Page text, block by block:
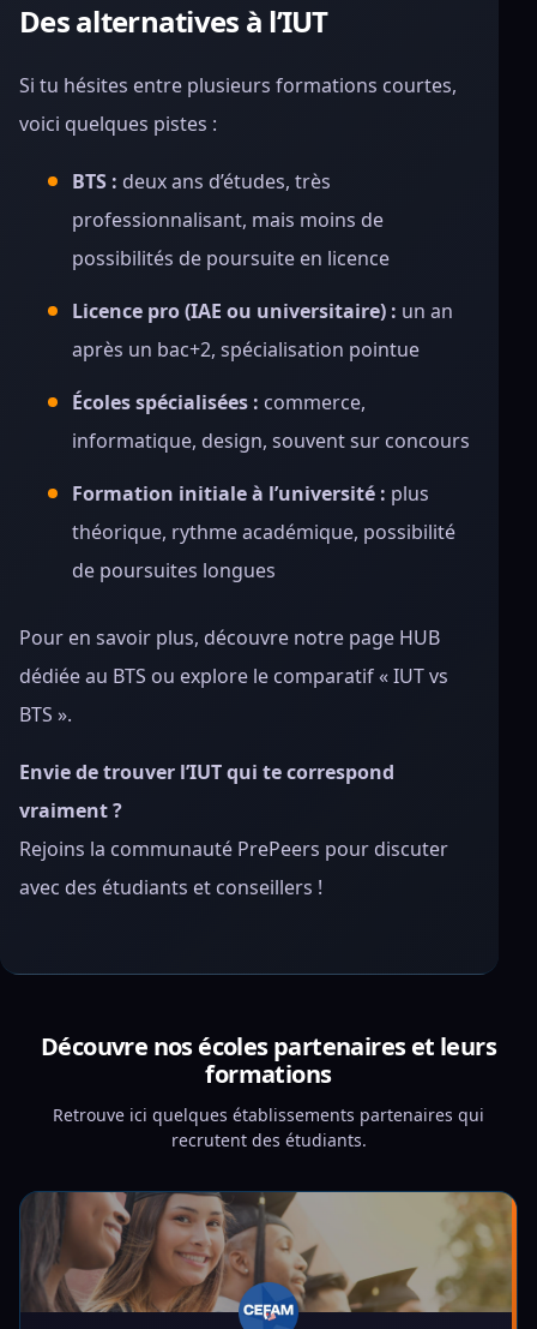
Des alternatives à l’IUT
Si tu hésites entre plusieurs formations courtes,
voici quelques pistes :
BTS : deux ans d’études, très
professionnalisant, mais moins de
possibilités de poursuite en licence
Licence pro (IAE ou universitaire) : un an
après un bac+2, spécialisation pointue
Écoles spécialisées : commerce,
informatique, design, souvent sur concours
Formation initiale à l’université : plus
théorique, rythme académique, possibilité
de poursuites longues
Pour en savoir plus, découvre notre page HUB
dédiée au BTS ou explore le comparatif « IUT vs
BTS ».
Envie de trouver l’IUT qui te correspond
vraiment ?
Rejoins la communauté PrePeers pour discuter
avec des étudiants et conseillers !
Découvre nos écoles partenaires et leurs
formations
Retrouve ici quelques établissements partenaires qui
recrutent des étudiants.